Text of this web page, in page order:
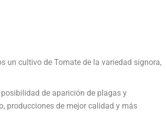
un cultivo de Tomate de la variedad signora,
de aparición de plagas y
producciones de mejor calidad y más